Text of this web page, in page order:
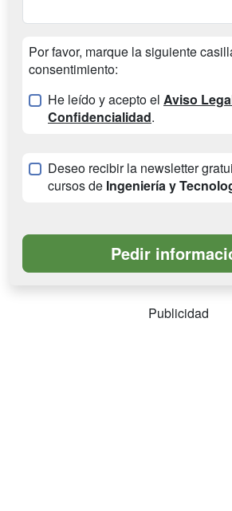
Por favor, marque la siguiente
consentimiento:
He leído y acepto el Aviso
Confidencialidad.
Deseo recibir la newsletter
cursos de Ingeniería y
Publicidad